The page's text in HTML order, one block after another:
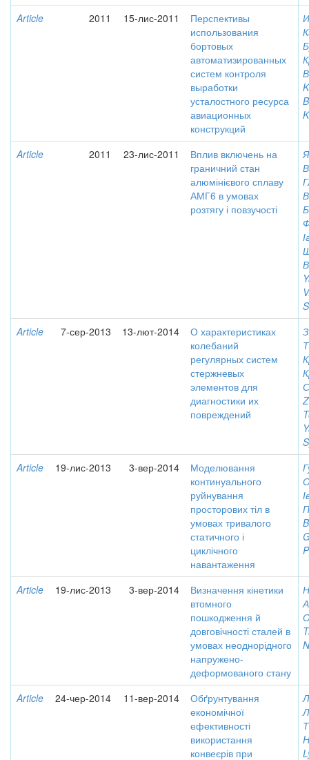
Article
2011 15-лис-2011
Перспективы
использования
бортовых
автоматизированных
систем контроля
выработки
усталостного ресурса
авиационных
конструкций
Article 2011 23-лис-2011
Вплив включень на
граничний стан
алюмінієвого сплаву
АМГ6 в умовах
розтягу і повзучості
Article
7-сер-2013 13-лют-2014
О характеристиках
колебаний
регулярных систем
стержневых
элементов для
диагностики их
повреждений
Article
19-лис-2013 3-вер-2014
Моделювання
континуального
руйнування
просторових тіл в
умовах тривалого
статичного і
циклічного
навантаження
Article 19-лис-2013 3-вер-2014
Визначення кінетики
втомного
пошкодження й
довговічності сталей в
умовах неоднорідного
напружено-
деформованого стану
Article 24-чер-2014 11-вер-2014
Обґрунтування
економічної
ефективності
використання
конвеєрів при